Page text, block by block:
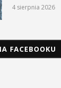
4 sierpnia 2026
FACEBOOKU